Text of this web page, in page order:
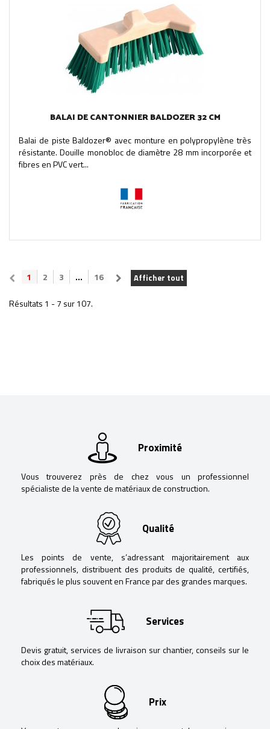
BALAI DE CANTONNIER BALDOZER 32 CM
Balai de piste Baldozer® avec monture en polypropylène très
résistante. Douille monobloc de diamètre 28 mm incorporée et
fibres en PVC vert...
Afficher tout
1 2 3 ... 16
Résultats 1 - 7 sur 107.
Proximité
Vous trouverez près de chez vous un professionnel
spécialiste de la vente de matériaux de construction.
Qualité
Les points de vente, s’adressant majoritairement aux
professionnels, distribuent des produits de qualité, certifiés,
fabriqués le plus souvent en France par des grandes marques.
Services
Devis gratuit, services de livraison sur chantier, conseils sur le
choix des matériaux.
Prix